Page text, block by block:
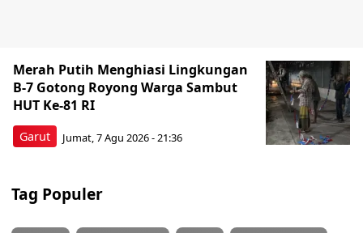
Garut
Merah Putih Menghiasi Lingkungan
B-7 Gotong Royong Warga Sambut
HUT Ke-81 RI
Jumat, 7 Agu 2026 - 21:36
Tag Populer